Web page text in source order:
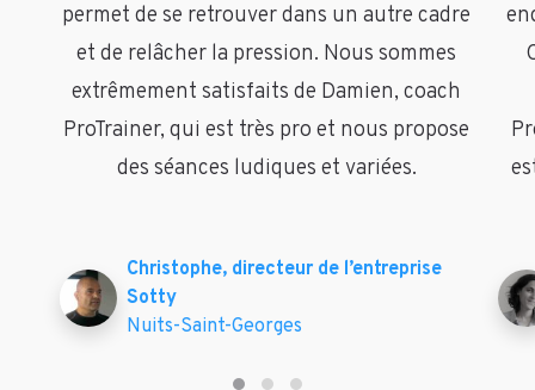
permet de se retrouver dans un autre cadre
et de relâcher la pression. Nous sommes
extrêmement satisfaits de Damien, coach
ProTrainer, qui est très pro et nous propose
des séances ludiques et variées.
Christophe, directeur de l’entreprise
Sotty
Nuits-Saint-Georges